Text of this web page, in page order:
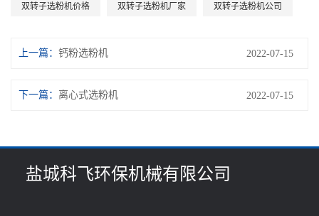
双转子选粉机价格 双转子选粉机厂家 双转子选粉机公司
上一篇： 钙粉选粉机 2022-07-15
下一篇： 离心式选粉机 2022-07-15
盐城科飞环保机械有限公司